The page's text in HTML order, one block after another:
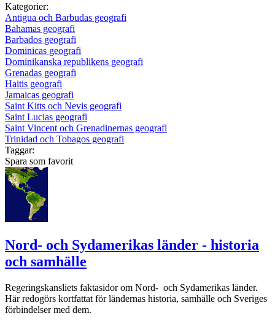
Kategorier:
Antigua och Barbudas geografi
Bahamas geografi
Barbados geografi
Dominicas geografi
Dominikanska republikens geografi
Grenadas geografi
Haitis geografi
Jamaicas geografi
Saint Kitts och Nevis geografi
Saint Lucias geografi
Saint Vincent och Grenadinernas geografi
Trinidad och Tobagos geografi
Taggar:
Spara som favorit
Nord- och Sydamerikas länder - historia
och samhälle
Regeringskansliets faktasidor om Nord- och Sydamerikas länder.
Här redogörs kortfattat för ländernas historia, samhälle och Sveriges
förbindelser med dem.